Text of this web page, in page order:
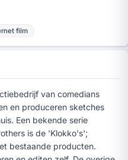
film
van comedians
en produceren sketches
Een bekende serie
is de 'Klokko's';
bestaande producten.